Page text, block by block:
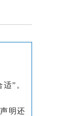
”。
明还